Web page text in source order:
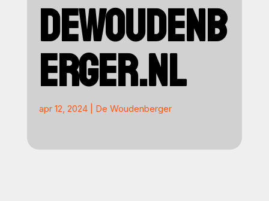
DEWOUDENB
ERGER.NL
apr 12, 2024| De Woudenberger